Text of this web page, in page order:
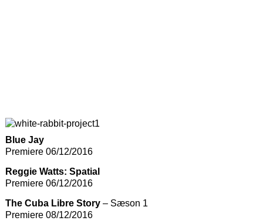
Blue Jay
Premiere 06/12/2016
Reggie Watts: Spatial
Premiere 06/12/2016
The Cuba Libre Story– Sæson 1
Premiere 08/12/2016